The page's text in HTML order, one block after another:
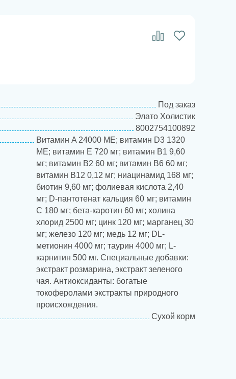
Под заказ
Элато Холистик
8002754100892
Витамин A 24000 МЕ; витамин D3 1320
МЕ; витамин Е 720 мг; витамин B1 9,60
мг; витамин В2 60 мг; витамин B6 60 мг;
витамин В12 0,12 мг; ниацинамид 168 мг;
биотин 9,60 мг; фолиевая кислота 2,40
мг; D-пантотенат кальция 60 мг; витамин
С 180 мг; бета-каротин 60 мг; холина
хлорид 2500 мг; цинк 120 мг; марганец 30
мг; железо 120 мг; медь 12 мг; DL-
метионин 4000 мг; таурин 4000 мг; L-
карнитин 500 мг. Специальные добавки:
экстракт розмарина, экстракт зеленого
чая. Антиоксиданты: богатые
токоферолами экстракты природного
происхождения.
Сухой корм